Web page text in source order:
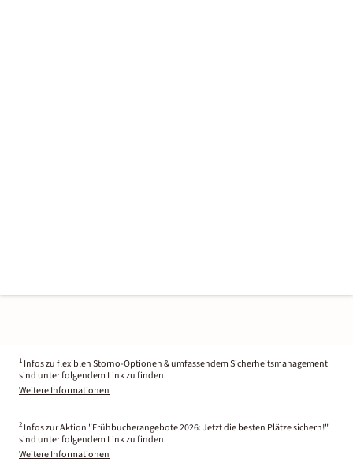
1 Infos zu flexiblen Storno-Optionen & umfassendem Sicherheitsmanagement
sind unter folgendem Link zu finden.
Weitere Informationen
2 Infos zur Aktion "Frühbucherangebote 2026: Jetzt die besten Plätze sichern!"
sind unter folgendem Link zu finden.
Weitere Informationen